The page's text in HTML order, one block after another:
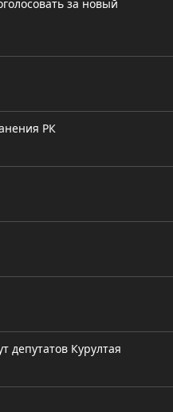
за новый
РК
депутатов Курултая